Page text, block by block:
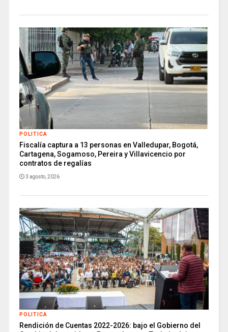
POLITICA
Fiscalía captura a 13 personas en Valledupar, Bogotá,
Cartagena, Sogamoso, Pereira y Villavicencio por
contratos de regalías
3 agosto, 2026
POLITICA
Rendición de Cuentas 2022-2026: bajo el Gobierno del